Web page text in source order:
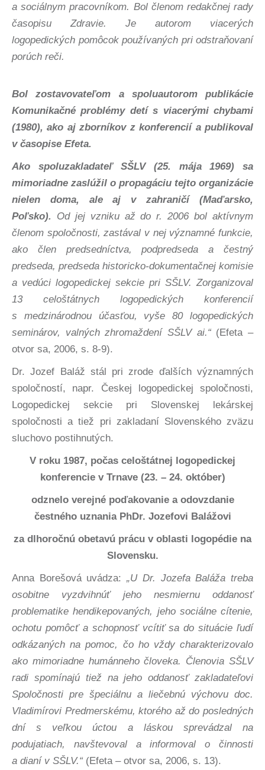
a sociálnym pracovníkom. Bol členom redakčnej rady
časopisu Zdravie. Je autorom viacerých
logopedických pomôcok používaných pri odstraňovaní
porúch reči.
Bol zostavovateľom a spoluautorom publikácie
Komunikačné problémy detí s viacerými chybami
(1980), ako aj zborníkov z konferencií a publikoval
v časopise Efeta.
Ako spoluzakladateľ SŠLV (25. mája 1969) sa
mimoriadne zaslúžil o propagáciu tejto organizácie
nielen doma, ale aj v zahraničí (Maďarsko,
Poľsko).
Od jej vzniku až do r. 2006 bol aktívnym
členom spoločnosti, zastával v nej významné funkcie,
ako člen predsedníctva, podpredseda a čestný
predseda, predseda historicko-dokumentačnej komisie
a vedúci logopedickej sekcie pri SŠLV. Zorganizoval
13 celoštátnych logopedických konferencií
s medzinárodnou účasťou, vyše 80 logopedických
seminárov, valných zhromaždení SŠLV ai.“(Efeta –
otvor sa, 2006, s. 8-9).
Dr. Jozef Baláž stál pri zrode ďalších významných
spoločností, napr. Českej logopedickej spoločnosti,
Logopedickej sekcie pri Slovenskej lekárskej
spoločnosti a tiež pri zakladaní Slovenského zväzu
sluchovo postihnutých.
V roku 1987, počas celoštátnej logopedickej
konferencie v Trnave (23. – 24. október)
odznelo verejné poďakovanie a odovzdanie
čestného uznania PhDr. Jozefovi Balážovi
za dlhoročnú obetavú prácu v oblasti logopédie na
Slovensku.
Anna Borešová uvádza:„U Dr. Jozefa Baláža treba
osobitne vyzdvihnúť jeho nesmiernu oddanosť
problematike hendikepovaných, jeho sociálne cítenie,
ochotu pomôcť a schopnosť vcítiť sa do situácie ľudí
odkázaných na pomoc, čo ho vždy charakterizovalo
ako mimoriadne humánneho človeka. Členovia SŠLV
radi spomínajú tiež na jeho oddanosť zakladateľovi
Spoločnosti pre špeciálnu a liečebnú výchovu doc.
Vladimírovi Predmerskému, ktorého až do posledných
dní s veľkou úctou a láskou sprevádzal na
podujatiach, navštevoval a informoval o činnosti
a dianí v SŠLV.“ (Efeta – otvor sa, 2006, s. 13).